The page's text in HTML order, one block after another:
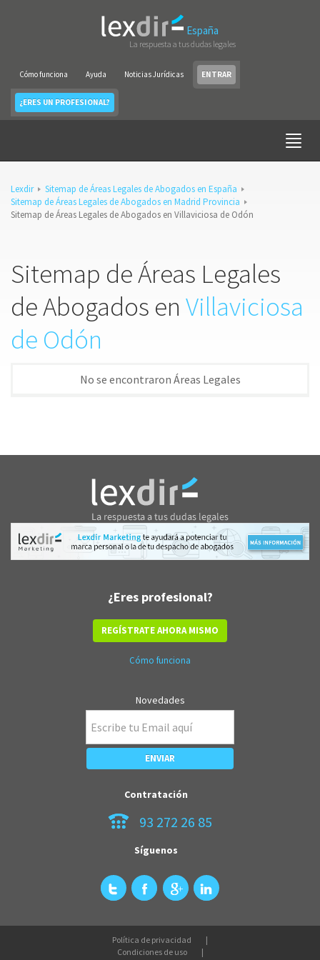
España
La respuesta a tus dudas legales
Cómo funciona Ayuda Noticias Jurídicas ENTRAR
¿ERES UN PROFESIONAL?
Lexdir
Sitemap de Áreas Legales de Abogados en España
Sitemap de Áreas Legales de Abogados en Madrid Provincia
Sitemap de Áreas Legales de Abogados en Villaviciosa de Odón
Sitemap de Áreas Legales
de Abogados en Villaviciosa
de Odón
No se encontraron Áreas Legales
¿Eres profesional?
REGÍSTRATE AHORA MISMO
Cómo funciona
Novedades
Contratación
93 272 26 85
Síguenos
Política de privacidad
Condiciones de uso